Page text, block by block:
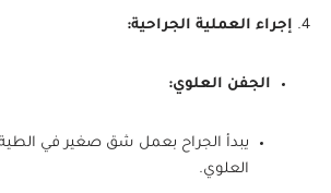
إجراء العملية الجراحية:
الجفن العلوي:
يبدأ الجراح بعمل شق صغير في
العلوي.